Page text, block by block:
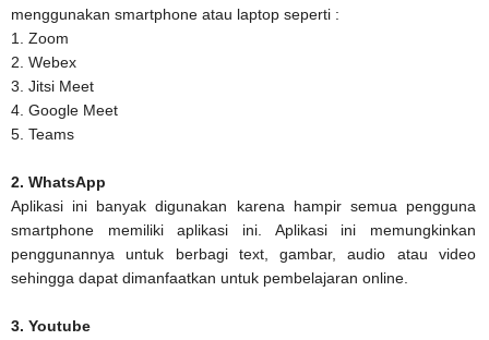
menggunakan smartphone atau laptop seperti :
1. Zoom
2. Webex
3. Jitsi Meet
4. Google Meet
5. Teams
2. WhatsApp
Aplikasi ini banyak digunakan karena hampir semua pengguna
smartphone memiliki aplikasi ini. Aplikasi ini memungkinkan
penggunannya untuk berbagi text, gambar, audio atau video
sehingga dapat dimanfaatkan untuk pembelajaran online.
3. Youtube